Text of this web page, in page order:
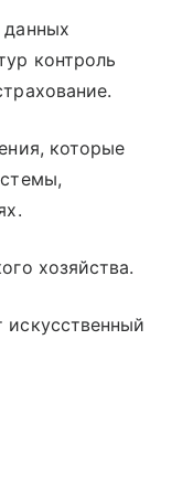
данных
контроль
которые
хозяйства.